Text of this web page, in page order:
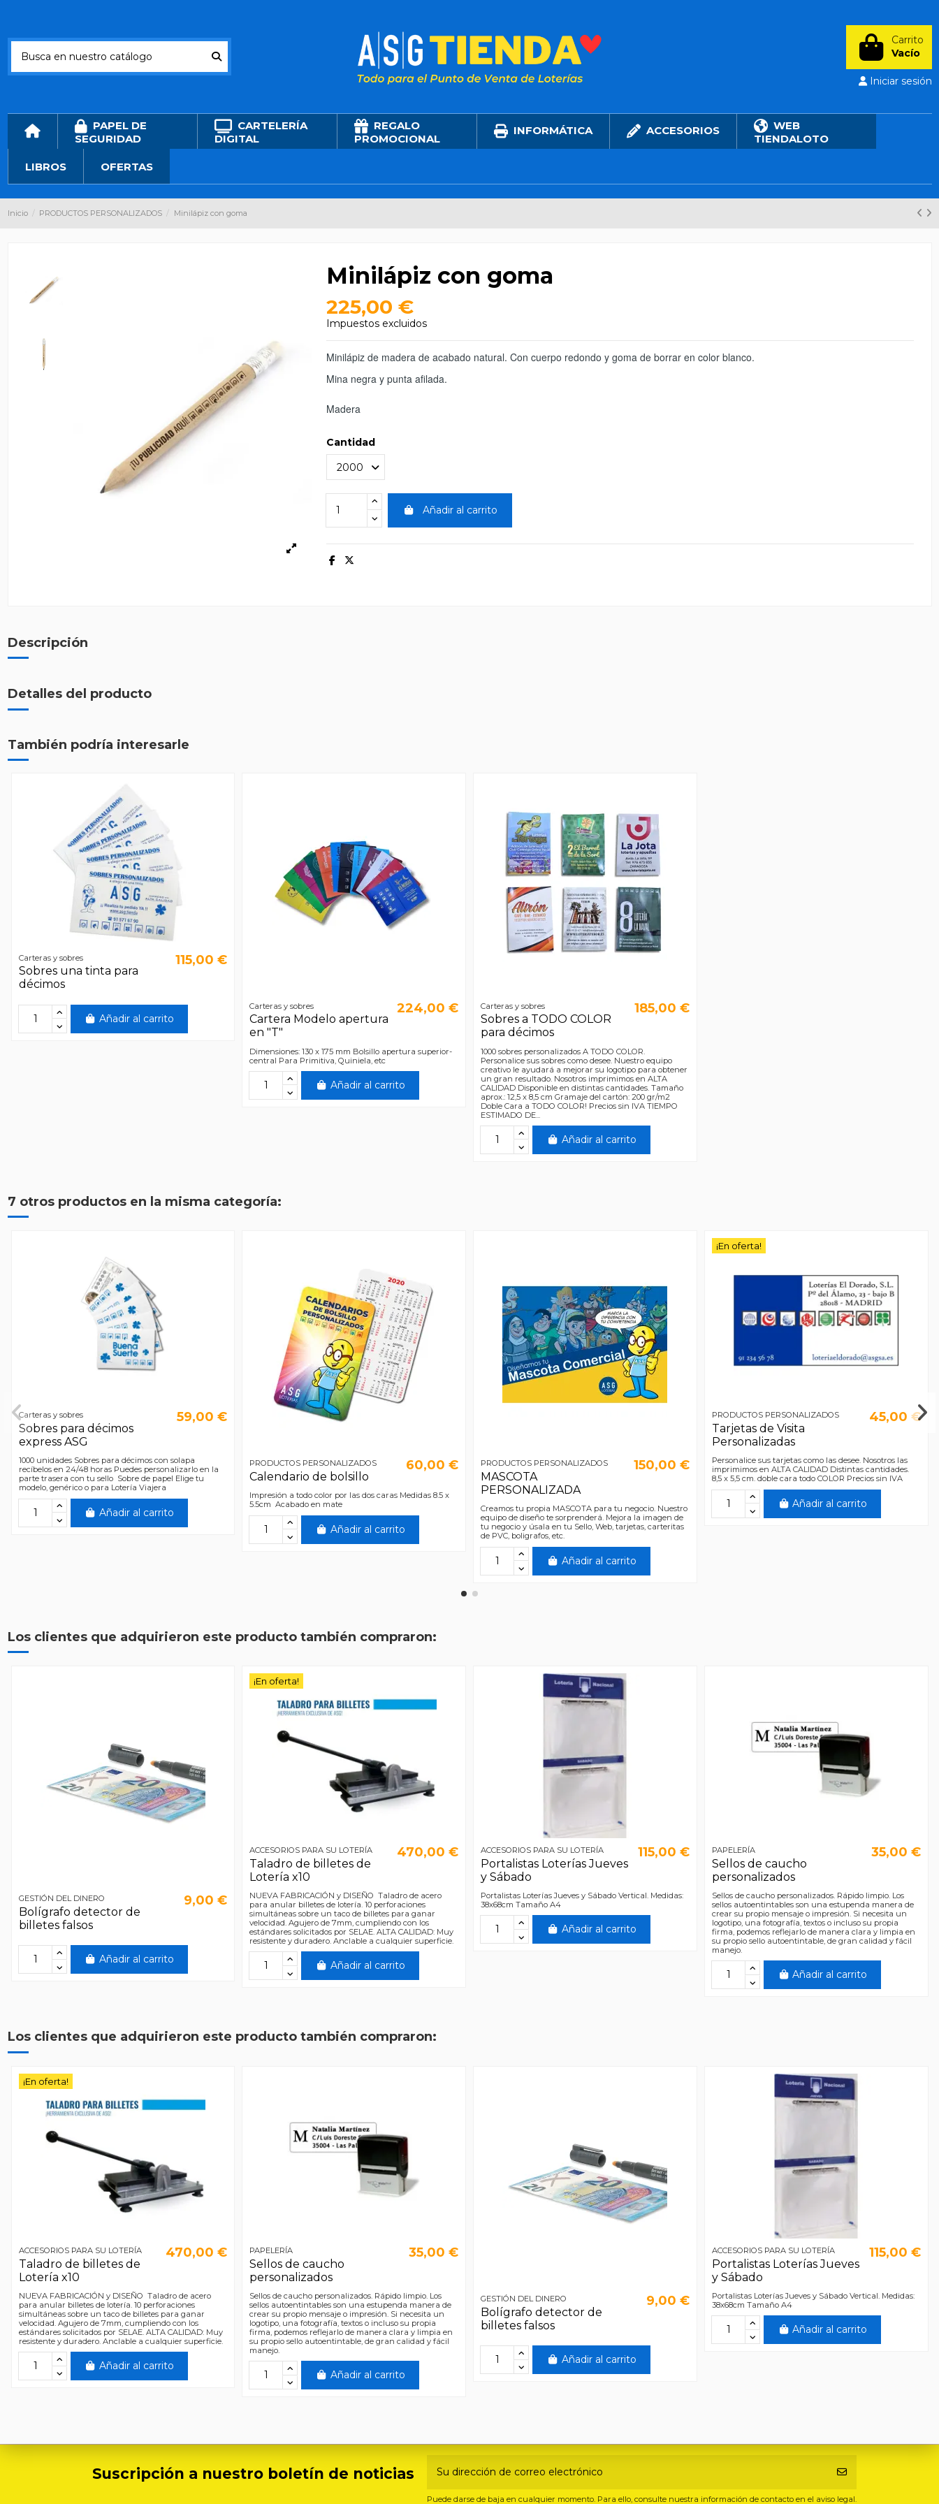
Carrito
Vacío
Iniciar sesión
PAPEL DE
SEGURIDAD
CARTELERÍA
DIGITAL
REGALO
PROMOCIONAL
INFORMÁTICA ACCESORIOS
WEB
TIENDALOTO
LIBROS OFERTAS
Inicio PRODUCTOS PERSONALIZADOS Minilápiz con goma
Minilápiz con goma
225,00 €
Impuestos excluidos
Minilápiz de madera de acabado natural. Con cuerpo redondo y goma de borrar en color blanco.
Mina negra y punta afilada.
Madera
Cantidad
Añadir al carrito
Descripción
Detalles del producto
También podría interesarle
Carteras y sobres
Sobres una tinta para
décimos
115,00 €
Añadir al carrito
Carteras y sobres
Cartera Modelo apertura
en "T"
224,00 €
Dimensiones: 130 x 175 mm Bolsillo apertura superior-
central Para Primitiva, Quiniela, etc
Añadir al carrito
Carteras y sobres
Sobres a TODO COLOR
para décimos
185,00 €
1000 sobres personalizados A TODO COLOR.
Personalice sus sobres como desee. Nuestro equipo
creativo le ayudará a mejorar su logotipo para obtener
un gran resultado. Nosotros imprimimos en ALTA
CALIDAD Disponible en distintas cantidades. Tamaño
aprox.: 12,5 x 8,5 cm Gramaje del cartón: 200 gr/m2
Doble Cara a TODO COLOR! Precios sin IVA TIEMPO
ESTIMADO DE...
Añadir al carrito
7 otros productos en la misma categoría:
Carteras y sobres
Sobres para décimos
express ASG
59,00 €
1000 unidades Sobres para décimos con solapa
recíbelos en 24/48 horas Puedes personalizarlo en la
parte trasera con tu sello Sobre de papel Elige tu
modelo, genérico o para Lotería Viajera
Añadir al carrito
PRODUCTOS PERSONALIZADOS
Calendario de bolsillo
60,00 €
Impresión a todo color por las dos caras Medidas 8.5 x
5.5cm Acabado en mate
Añadir al carrito
PRODUCTOS PERSONALIZADOS
MASCOTA
PERSONALIZADA
150,00 €
Creamos tu propia MASCOTA para tu negocio. Nuestro
equipo de diseño te sorprenderá. Mejora la imagen de
tu negocio y úsala en tu Sello, Web, tarjetas, carteritas
de PVC, boligrafos, etc.
Añadir al carrito
¡En oferta!
PRODUCTOS PERSONALIZADOS
Tarjetas de Visita
Personalizadas
45,00 €
Personalice sus tarjetas como las desee. Nosotros las
imprimimos en ALTA CALIDAD Distintas cantidades.
8,5 x 5,5 cm. doble cara todo COLOR Precios sin IVA
Añadir al carrito
Los clientes que adquirieron este producto también compraron:
GESTIÓN DEL DINERO
Bolígrafo detector de
billetes falsos
9,00 €
Añadir al carrito
¡En oferta!
ACCESORIOS PARA SU LOTERÍA
Taladro de billetes de
Lotería x10
470,00 €
NUEVA FABRICACIÓN y DISEÑO Taladro de acero
para anular billetes de lotería. 10 perforaciones
simultáneas sobre un taco de billetes para ganar
velocidad. Agujero de 7mm, cumpliendo con los
estándares solicitados por SELAE. ALTA CALIDAD: Muy
resistente y duradero. Anclable a cualquier superficie.
Añadir al carrito
ACCESORIOS PARA SU LOTERÍA
Portalistas Loterías Jueves
y Sábado
115,00 €
Portalistas Loterías Jueves y Sábado Vertical. Medidas:
38x68cm Tamaño A4
Añadir al carrito
PAPELERÍA
Sellos de caucho
personalizados
35,00 €
Sellos de caucho personalizados. Rápido limpio. Los
sellos autoentintables son una estupenda manera de
crear su propio mensaje o impresión. Si necesita un
logotipo, una fotografía, textos o incluso su propia
firma, podemos reflejarlo de manera clara y limpia en
su propio sello autoentintable, de gran calidad y fácil
manejo.
Añadir al carrito
Los clientes que adquirieron este producto también compraron:
¡En oferta!
ACCESORIOS PARA SU LOTERÍA
Taladro de billetes de
Lotería x10
470,00 €
NUEVA FABRICACIÓN y DISEÑO Taladro de acero
para anular billetes de lotería. 10 perforaciones
simultáneas sobre un taco de billetes para ganar
velocidad. Agujero de 7mm, cumpliendo con los
estándares solicitados por SELAE. ALTA CALIDAD: Muy
resistente y duradero. Anclable a cualquier superficie.
Añadir al carrito
PAPELERÍA
Sellos de caucho
personalizados
35,00 €
Sellos de caucho personalizados. Rápido limpio. Los
sellos autoentintables son una estupenda manera de
crear su propio mensaje o impresión. Si necesita un
logotipo, una fotografía, textos o incluso su propia
firma, podemos reflejarlo de manera clara y limpia en
su propio sello autoentintable, de gran calidad y fácil
manejo.
Añadir al carrito
GESTIÓN DEL DINERO
Bolígrafo detector de
billetes falsos
9,00 €
Añadir al carrito
ACCESORIOS PARA SU LOTERÍA
Portalistas Loterías Jueves
y Sábado
115,00 €
Portalistas Loterías Jueves y Sábado Vertical. Medidas:
38x68cm Tamaño A4
Añadir al carrito
Suscripción a nuestro boletín de noticias
Puede darse de baja en cualquier momento. Para ello, consulte nuestra información de contacto en el aviso legal.